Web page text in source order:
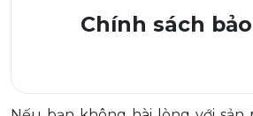
Chính sách